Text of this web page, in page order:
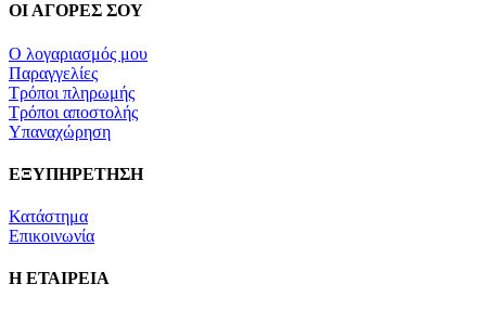
ΟΙ ΑΓΟΡΕΣ ΣΟΥ
Ο λογαριασμός μου
Παραγγελίες
Τρόποι πληρωμής
Τρόποι αποστολής
Υπαναχώρηση
ΕΞΥΠΗΡΕΤΗΣΗ
Κατάστημα
Επικοινωνία
Η ΕΤΑΙΡΕΙΑ